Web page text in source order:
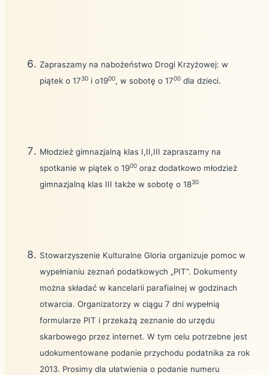
Zapraszamy na nabożeństwo Drogi Krzyżowej: w
piątek o 1730 i o1900, w sobotę o 1700 dla dzieci.
Młodzież gimnazjalną klas I,II,III zapraszamy na
spotkanie w piątek o 1900 oraz dodatkowo młodzież
gimnazjalną klas III także w sobotę o 1830
Stowarzyszenie Kulturalne Gloria organizuje pomoc w
wypełnianiu zeznań podatkowych „PIT”. Dokumenty
można składać w kancelarii parafialnej w godzinach
otwarcia. Organizatorzy w ciągu 7 dni wypełnią
formularze PIT i przekażą zeznanie do urzędu
skarbowego przez internet. W tym celu potrzebne jest
udokumentowane podanie przychodu podatnika za rok
2013. Prosimy dla ułatwienia o podanie numeru